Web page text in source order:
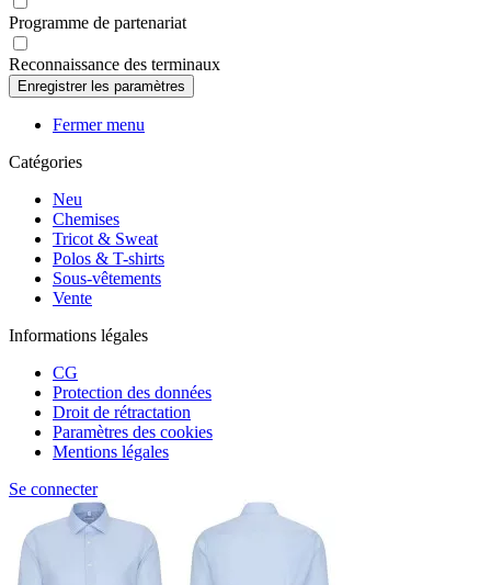
Programme de partenariat
Reconnaissance des terminaux
Fermer menu
Catégories
Neu
Chemises
Tricot & Sweat
Polos & T-shirts
Sous-vêtements
Vente
Informations légales
CG
Protection des données
Droit de rétractation
Paramètres des cookies
Mentions légales
Se connecter